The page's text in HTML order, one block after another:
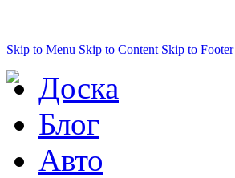
Skip to Menu Skip to Content Skip to Footer
Доска
Блог
Авто